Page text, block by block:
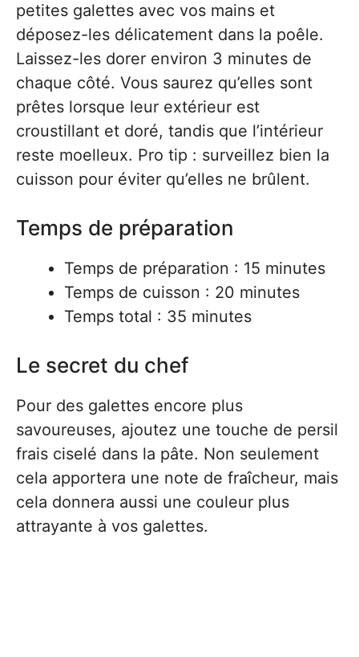
petites galettes avec vos mains et
déposez-les délicatement dans la poêle.
Laissez-les dorer environ 3 minutes de
chaque côté. Vous saurez qu’elles sont
prêtes lorsque leur extérieur est
croustillant et doré, tandis que l’intérieur
reste moelleux. Pro tip : surveillez bien la
cuisson pour éviter qu’elles ne brûlent.
Temps de préparation
Temps de préparation : 15 minutes
Temps de cuisson : 20 minutes
Temps total : 35 minutes
Le secret du chef
Pour des galettes encore plus
savoureuses, ajoutez une touche de persil
frais ciselé dans la pâte. Non seulement
cela apportera une note de fraîcheur, mais
cela donnera aussi une couleur plus
attrayante à vos galettes.